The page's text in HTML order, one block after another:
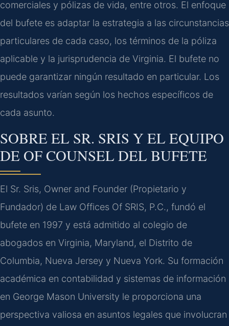
comerciales y pólizas de vida, entre otros. El enfoque
del bufete es adaptar la estrategia a las circunstancias
particulares de cada caso, los términos de la póliza
aplicable y la jurisprudencia de Virginia. El bufete no
puede garantizar ningún resultado en particular. Los
resultados varían según los hechos específicos de
cada asunto.
SOBRE EL SR. SRIS Y EL EQUIPO
DE OF COUNSEL DEL BUFETE
El Sr. Sris, Owner and Founder (Propietario y
Fundador) de Law Offices Of SRIS, P.C., fundó el
bufete en 1997 y está admitido al colegio de
abogados en Virginia, Maryland, el Distrito de
Columbia, Nueva Jersey y Nueva York. Su formación
académica en contabilidad y sistemas de información
en George Mason University le proporciona una
perspectiva valiosa en asuntos legales que involucran